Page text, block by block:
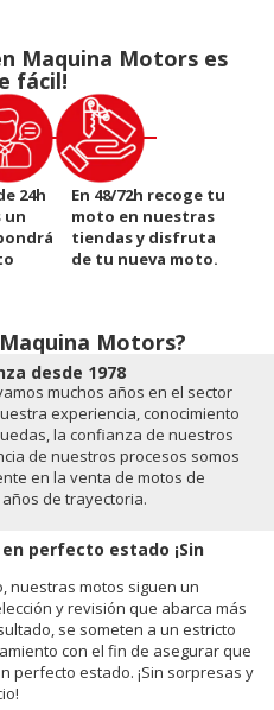
Maquina Motors es
fácil!
24h
un
En 48/72h recoge tu
moto en nuestras
tiendas y disfruta
de tu nueva moto.
Motors?
desde 1978
muchos años en el sector
experiencia, conocimiento
la conﬁanza de nuestros
de nuestros procesos somos
en la venta de motos de
de trayectoria.
perfecto estado ¡Sin
nuestras motos siguen un
y revisión que abarca más
se someten a un estricto
con el fin de asegurar que
perfecto estado. ¡Sin sorpresas y